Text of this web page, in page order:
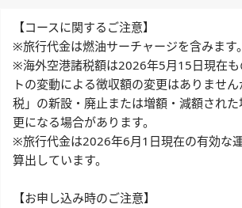
【コースに関するご注意】
※旅行代金は燃油サーチャージを含みます。
※海外空港諸税額は2026年5月15日現在も
トの変動による徴収額の変更はありませ
税」の新設・廃止または増額・減額され
更になる場合があります。
※旅行代金は2026年6月1日現在の有効な
算出しています。
【お申し込み時のご注意】